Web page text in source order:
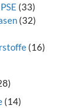
(33)
(32)
(16)
(14)